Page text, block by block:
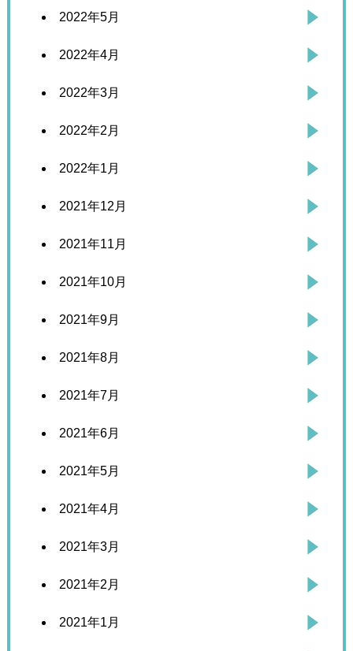
2022年5月
2022年4月
2022年3月
2022年2月
2022年1月
2021年12月
2021年11月
2021年10月
2021年9月
2021年8月
2021年7月
2021年6月
2021年5月
2021年4月
2021年3月
2021年2月
2021年1月